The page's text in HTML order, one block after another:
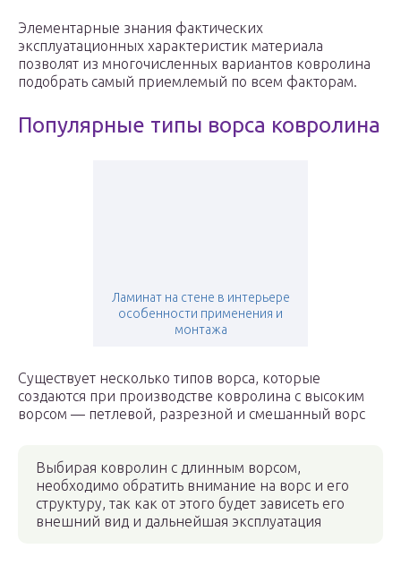
Элементарные знания фактических
эксплуатационных характеристик материала
позволят из многочисленных вариантов ковролина
подобрать самый приемлемый по всем факторам.
Популярные типы ворса ковролина
Ламинат на стене в интерьере
особенности применения и
монтажа
Существует несколько типов ворса, которые
создаются при производстве ковролина с высоким
ворсом — петлевой, разрезной и смешанный ворс
Выбирая ковролин с длинным ворсом,
необходимо обратить внимание на ворс и его
структуру, так как от этого будет зависеть его
внешний вид и дальнейшая эксплуатация